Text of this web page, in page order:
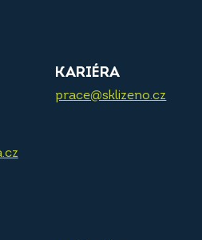
KARIÉRA
prace@sklizeno.cz